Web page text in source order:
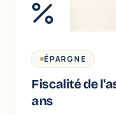
ÉPARGNE
Fiscalité de
ans